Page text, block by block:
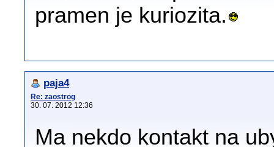
pramen je kuriozita.
paja4
Re: zaostrog
30. 07. 2012 12:36
Ma nekdo kontakt na